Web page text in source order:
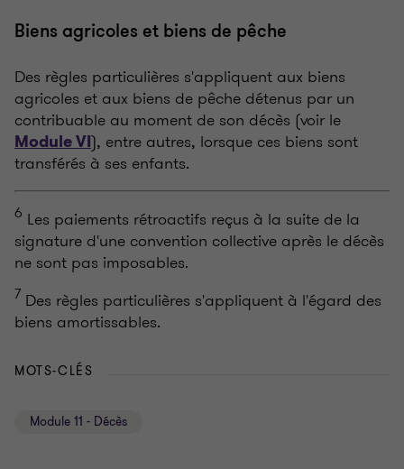
Biens agricoles et biens de pêche
Des règles particulières s'appliquent aux biens
agricoles et aux biens de pêche détenus par un
contribuable au moment de son décès (voir le
Module VI), entre autres, lorsque ces biens sont
transférés à ses enfants.
6 Les paiements rétroactifs reçus à la suite de la
signature d'une convention collective après le décès
ne sont pas imposables.
7 Des règles particulières s'appliquent à l'égard des
biens amortissables.
MOTS-CLÉS
Module 11 - Décès